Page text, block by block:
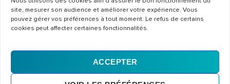
site, mesurer son audience et améliorer votre expérience. Vous
pouvez gérer vos préférences à tout moment. Le refus de certains
cookies peut affecter certaines fonctionnalités.
ACCEPTER
séminaires
Formations
métier
ACTIONS
DE
FORMATION
Mentions
© 2026 Europe Management